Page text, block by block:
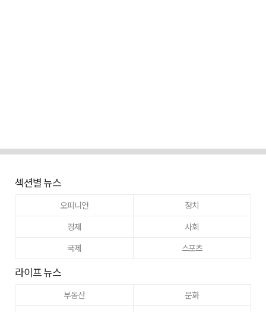
섹션별 뉴스
오피니언
정치
경제
사회
국제
스포츠
라이프 뉴스
부동산
문화